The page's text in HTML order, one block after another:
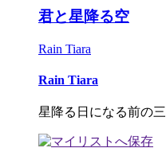
君と星降る空
Rain Tiara
Rain Tiara
星降る日になる前の